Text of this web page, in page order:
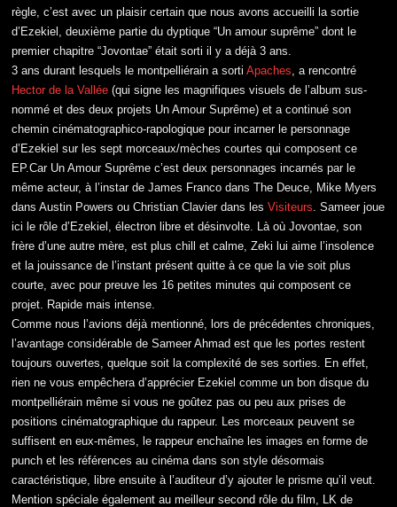
règle, c’est avec un plaisir certain que nous avons accueilli la sortie
d’Ezekiel, deuxième partie du dyptique “Un amour suprême” dont le
premier chapitre “Jovontae” était sorti il y a déjà 3 ans.
3 ans durant lesquels le montpelliérain a sortiApaches , a rencontré
Hector de la Vallée (qui signe les magnifiques visuels de l’album sus-
nommé et des deux projets Un Amour Suprême) et a continué son
chemin cinématographico-rapologique pour incarner le personnage
d’Ezekiel sur les sept morceaux/mèches courtes qui composent ce
EP.Car Un Amour Suprême c’est deux personnages incarnés par le
même acteur, à l’instar de James Franco dans The Deuce, Mike Myers
dans Austin Powers ou Christian Clavier dans lesVisiteurs . Sameer joue
ici le rôle d’Ezekiel, électron libre et désinvolte. Là où Jovontae, son
frère d’une autre mère, est plus chill et calme, Zeki lui aime l’insolence
et la jouissance de l’instant présent quitte à ce que la vie soit plus
courte, avec pour preuve les 16 petites minutes qui composent ce
projet. Rapide mais intense.
Comme nous l’avions déjà mentionné, lors de précédentes chroniques,
l’avantage considérable de Sameer Ahmad est que les portes restent
toujours ouvertes, quelque soit la complexité de ses sorties. En effet,
rien ne vous empêchera d’apprécier Ezekiel comme un bon disque du
montpelliérain même si vous ne goûtez pas ou peu aux prises de
positions cinématographique du rappeur. Les morceaux peuvent se
suffisent en eux-mêmes, le rappeur enchaîne les images en forme de
punch et les références au cinéma dans son style désormais
caractéristique, libre ensuite à l’auditeur d’y ajouter le prisme qu’il veut.
Mention spéciale également au meilleur second rôle du film, LK de